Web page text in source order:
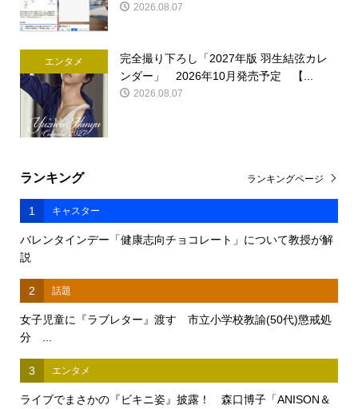
2026.08.07
エンタメ
完全撮り下ろし「2027年版 羽生結弦カレ
ンダー」 2026年10月発売予定 【...
2026.08.07
ランキング
1 キャスター
バレンタインデー「健康志向チョコレート」について教授が解
説
2 話題
女子児童に『ラブレター』渡す 市立小学校教諭(50代)懲戒処
分 ...
3 エンタメ
ライブでまさかの『ビキニ姿』披露！ 森口博子「ANISON＆
ランキングページ